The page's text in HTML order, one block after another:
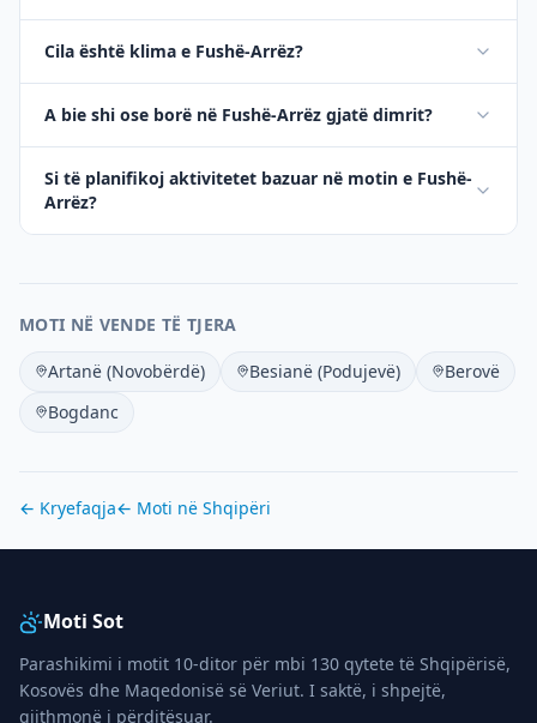
Cila është klima e Fushë-Arrëz?
A bie shi ose borë në Fushë-Arrëz gjatë dimrit?
Si të planifikoj aktivitetet bazuar në motin e Fushë-
Arrëz?
MOTI NË VENDE TË TJERA
Artanë (Novobërdë) Besianë (Podujevë)
Berovë
Bogdanc
← Kryefaqja← Moti në Shqipëri
Moti Sot
Parashikimi i motit 10-ditor për mbi 130 qytete të Shqipërisë,
Kosovës dhe Maqedonisë së Veriut. I saktë, i shpejtë,
gjithmonë i përditësuar.